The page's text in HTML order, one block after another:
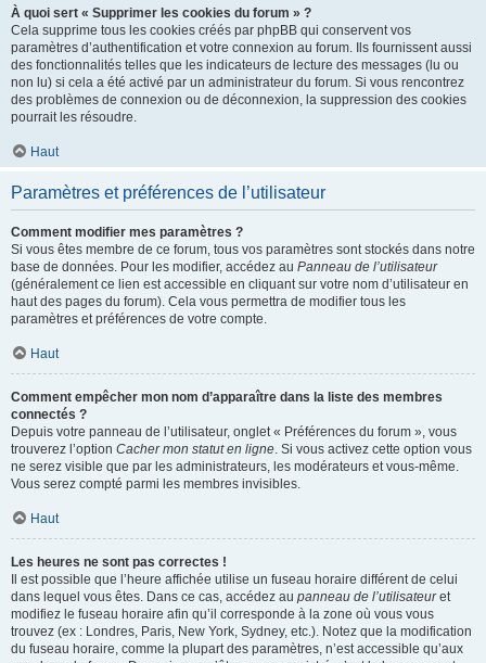
À quoi sert « Supprimer les cookies du forum » ?
Cela supprime tous les cookies créés par phpBB qui conservent vos
paramètres d’authentification et votre connexion au forum. Ils fournissent aussi
des fonctionnalités telles que les indicateurs de lecture des messages (lu ou
non lu) si cela a été activé par un administrateur du forum. Si vous rencontrez
des problèmes de connexion ou de déconnexion, la suppression des cookies
pourrait les résoudre.
Haut
Paramètres et préférences de l’utilisateur
Comment modifier mes paramètres ?
Si vous êtes membre de ce forum, tous vos paramètres sont stockés dans notre
base de données. Pour les modifier, accédez au Panneau de l’utilisateur
(généralement ce lien est accessible en cliquant sur votre nom d’utilisateur en
haut des pages du forum). Cela vous permettra de modifier tous les
paramètres et préférences de votre compte.
Haut
Comment empêcher mon nom d’apparaître dans la liste des membres
connectés ?
Depuis votre panneau de l’utilisateur, onglet « Préférences du forum », vous
trouverez l’option Cacher mon statut en ligne. Si vous activez cette option vous
ne serez visible que par les administrateurs, les modérateurs et vous-même.
Vous serez compté parmi les membres invisibles.
Haut
Les heures ne sont pas correctes !
Il est possible que l’heure affichée utilise un fuseau horaire différent de celui
dans lequel vous êtes. Dans ce cas, accédez au panneau de l’utilisateuret
modifiez le fuseau horaire afin qu’il corresponde à la zone où vous vous
trouvez (ex : Londres, Paris, New York, Sydney, etc.). Notez que la modification
du fuseau horaire, comme la plupart des paramètres, n’est accessible qu’aux